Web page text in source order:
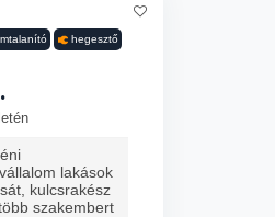
hegesztő
lakások
kulcsrakész
szakembert